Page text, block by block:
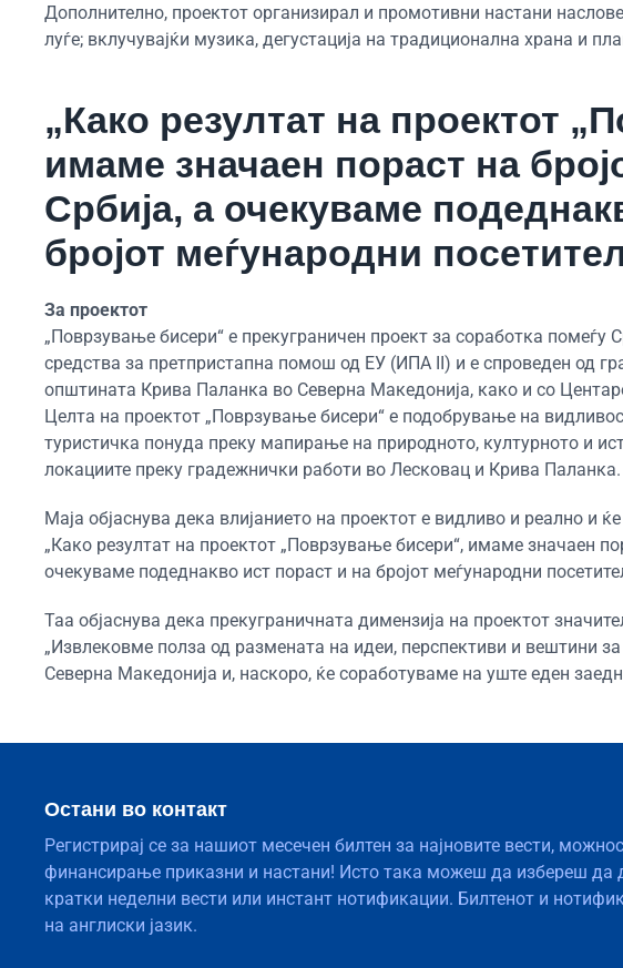
Дополнително, проектот организирал и промотивни настани
луѓе; вклучувајќи музика, дегустација на традиционална храна и
„Како резултат на проектот
имаме значаен пораст на
Србија, а очекуваме
бројот меѓународни
За проектот
„Поврзување бисери“ е прекуграничен проект за соработка помеѓу
средства за претпристапна помош од ЕУ (ИПА II) и е спроведен од
општината Крива Паланка во Северна Македонија, како и со
Целта на проектот „Поврзување бисери“ е подобрување на
туристичка понуда преку мапирање на природното, културното и
локациите преку градежнички работи во Лесковац и Крива Паланка.
Маја објаснува дека влијанието на проектот е видливо и реално и
„Како резултат на проектот „Поврзување бисери“, имаме значаен
очекуваме подеднакво ист пораст и на бројот меѓународни
Таа објаснува дека прекуграничната димензија на проектот
„Извлековме полза од размената на идеи, перспективи и вештини
Северна Македонија и, наскоро, ќе соработуваме на уште еден
Остани во контакт
Регистрирај се за нашиот месечен билтен за најновите вести,
финансирање приказни и настани! Исто така можеш да избереш да
кратки неделни вести или инстант нотификации. Билтенот и
на англиски јазик.